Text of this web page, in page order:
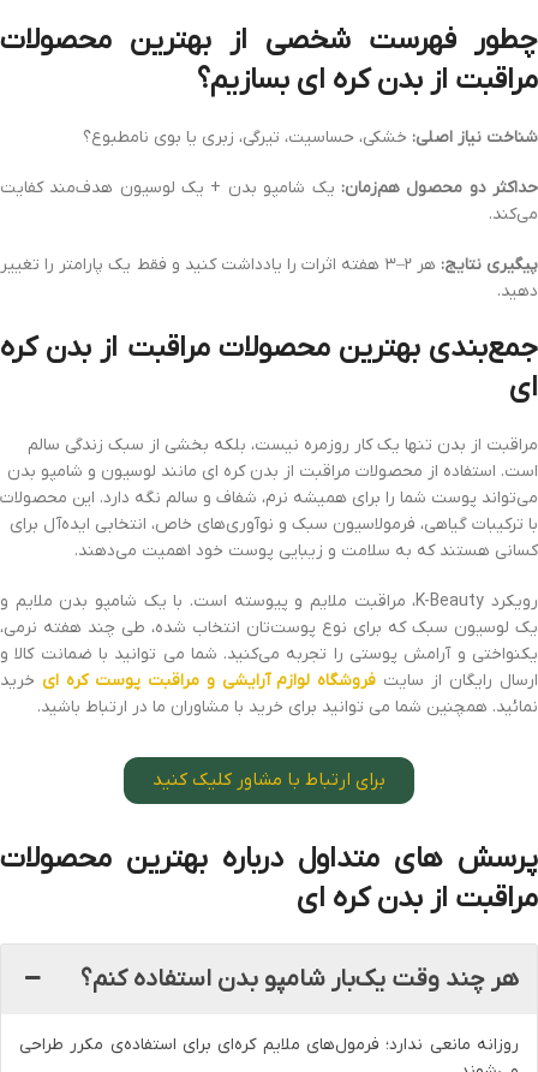
چطور فهرست شخصی از بهترین محصولات
مراقبت از بدن کره‌ ای بسازیم؟
شناخت نیاز اصلی: خشکی، حساسیت، تیرگی، زبری یا بوی نامطبوع؟
حداکثر دو محصول هم‌زمان: یک شامپو بدن + یک لوسیون هدف‌مند کفایت
می‌کند.
پیگیری نتایج:
هر ۲–۳ هفته اثرات را یادداشت کنید و فقط یک پارامتر را تغییر
دهید.
جمع‌بندیبهترین محصولات مراقبت از بدن کره‌
ای
مراقبت از بدن تنها یک کار روزمره نیست، بلکه بخشی از سبک زندگی سالم
است. استفاده از محصولات مراقبت از بدن کره‌ ای مانند لوسیون و شامپو بدن
می‌تواند پوست شما را برای همیشه نرم، شفاف و سالم نگه دارد. این محصولات
با ترکیبات گیاهی، فرمولاسیون سبک و نوآوری‌های خاص، انتخابی ایده‌آل برای
کسانی هستند که به سلامت و زیبایی پوست خود اهمیت می‌دهند.
رویکرد K-Beauty، مراقبت ملایم و پیوسته است. با یک شامپو بدن ملایم و
یک لوسیون سبک که برای نوع پوست‌تان انتخاب شده، طی چند هفته نرمی،
یکنواختی و آرامش پوستی را تجربه می‌کنید. شما می توانید با ضمانت کالا و
ارسال رایگان از سایت فروشگاه لوازم آرایشی و مراقبت پوست کره ای خرید
نمائید. همچنین شما می توانید برای خرید با مشاوران ما در ارتباط باشید.
برای ارتباط با مشاور کلیک کنید
پرسش‌ های متداول درباره بهترین محصولات
مراقبت از بدن کره‌ ای
هر چند وقت یک‌بار شامپو بدن استفاده کنم؟
روزانه مانعی ندارد؛ فرمول‌های ملایم کره‌ای برای استفاده‌ی مکرر طراحی